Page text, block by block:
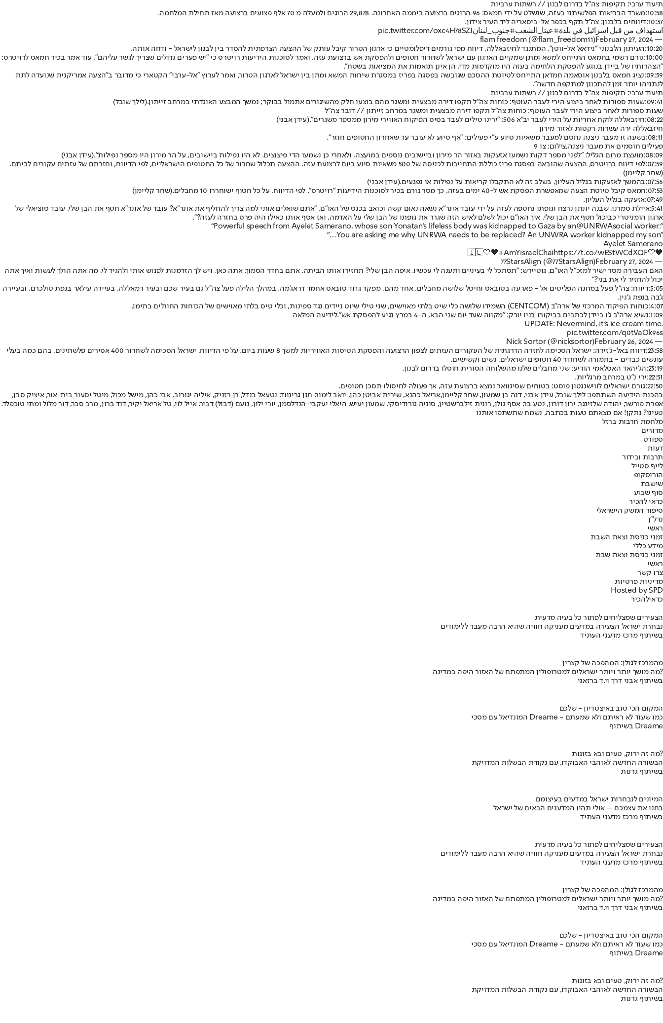
תיעוד ערבי: תקיפות צה"ל בדרום לבנון // רשתות ערביות
10:58: משרד הבריאות הפלשיתני בעזה, שנשלט על ידי חמאס: 96 הרוגים ברצועה ביממה האחרונה. 29,878 הרוגים ולמעלה מ 70 אלף פצועים ברצועה מאז תחילת המלחמה.
10:37: דיווחים בלבנון: צה''ל תקף בכפר אל-ביסאריה ליד העיר צידון.
استهداف من قبل اسرائيل في بلدة#عيتا_الشعب#جنوب_لبنانpic.twitter.com/oxc4H78SZJ
— flam freedom (@flam_freedom11)
February 27, 2024
10:20: העיתון הלבנוני "נידאא' אל-ווטן", המתנגד לחיזבאללה, דיווח מפי גורמים דיפלומטיים כי ארגון הטרור קיבל עותק של ההצעה הצרפתית להסדר בין לבנון לישראל - ודחה אותה.
10:00: גורם רשמי בחמאס התייחס למשא ומתן שמקיים הארגון עם ישראל לשחרור חטופים ולהפסקת אש ברצועת עזה, ואמר לסוכנות הידיעות רויטרס כי "יש פערים גדולים שצריך לגשר עליהם". עוד אמר בכיר חמאס לרויטרס:
"הצהרותיו של ביידן בנוגע להפסקת הלחימה בעזה היו מוקדמות מדי. הן אינן תואמות את המציאות בשטח".
09:59: נציג חמאס בלבנון אוסאמה חמדאן התייחס לטיוטת ההסכם שגובשה בפסגה בפריז במסגרת שיחות המשא ומתן בין ישראל לארגון הטרור, ואמר לערוץ "אל-ערבי" הקטארי כי מדובר ב"הצעה אמריקנית שנועדה לתת
לנתניהו יותר זמן להתכונן למתקפה חדשה".
תיעוד ערבי: תקיפות צה"ל בדרום לבנון // רשתות ערביות
09:41: שעות ספורות לאחר ביצוע הירי לעבר העוטף: כוחות צה"ל תקפו דירה מבצעית ומשגר מהם בוצעו חלק מהשיגורים אתמול בבוקר; נמשך המבצע האוגדתי במרחב זייתון.(לילך שובל)
שעות ספורות לאחר ביצוע הירי לעבר העוטף: כוחות צה"ל תקפו דירה מבצעית ומשגר במרחב זייתון // דובר צה"ל
08:22: חיזבאללה לוקח אחריות על הירי לעבר יב״א 506: ״ירינו טילים לעבר בסיס הפיקוח האווירי מירון ממספר משגרים״.
(עידן אבני)
חיזבאללה ירה עשרות רקטות לאזור מירון
08:11: בשעה זו מעבר ניצנה נחסם למעבר משאיות סיוע ע"י פעילים: "אף סיוע לא עובר עד שאחרון החטופים חוזר".
פעילים חוסמים את מעבר ניצנה,צילום: צו 9
08:09: מועצת מרום הגליל: "לפני מספר דקות נשמעו אזעקות באזור הר מירון וביישובים נוספים במועצה, ולאחרי כן נשמעו הדי פיצוצים. לא היו נפילות ביישובים, על הר מירון היו מספר נפילות".(עידן אבני)
07:59: לפי דיווח ברויטרס, ההצעה שהובאה בפסגת פריז כוללת התחייבות לכניסה של 500 משאיות סיוע ביום לרצועת עזה. ההצעה תכלול שחרור של כל החטופים הישראליים, לפי הדיווח, וחזרתם של עזתים עקורים לביתם.
(שחר קליימן)
07:56: בהמשך לאזעקות בגליל העליון, בשלב זה לא התקבלו קריאות על נפילות או נפגעים.(עידן אבני)
07:53: חמאס קיבל טיוטת הצעה שמאפשרת הפסקת אש ל-40 ימים בעזה, כך מסר גורם בכיר לסוכנות הידיעות "רויטרס". לפי הדיווח, על כל חטוף ישוחררו 10 מחבלים.
(שחר קליימן)
07:49: אזעקה בגליל העליון.
5:41: איילת סמרנו, שבנה יונתן נרצח וגופתו נחטפה לעזה על ידי עובד אונר"א נשאה נאום קשה וכואב בכנס של האו"ם. "אתם שואלים אותי למה צריך להחליף את אונר"א? עובד של אונר"א חטף את הבן שלי. עובד סוציאלי של
ארגון הומניטרי כביכול חטף את הבן שלי. איך האו"ם יכול לשלם לאיש הזה שגרר את גופתו של הבן שלי על האדמה, ואז אסף אותו כאילו היה פרס בחזרה לעזה?".
“Powerful speech from Ayelet Samerano, whose son Yonatan's lifeless body was kidnapped to Gaza by an@UNRWAsocial worker:”
"You are asking me why UNRWA needs to be replaced? An UNWRA worker kidnapped my son…”
Ayelet Samerano
💙🤍🇮🇱🤍💙
#AmYisraelChaihttps://t.co/wEStWCdXQF
— 77StarsAlign (@77StarsAlign)
February 27, 2024
האם העבירה מסר ישיר למזכ"ל האו"ם, גוטיירש: "תסתכל לי בעיניים ותענה לי עכשיו. איפה הבן שלי? תחזירו אותו הביתה. אתם בחדר הסמוך. אתה כאן, ויש לך הזדמנות לפגוש אותי ולהגיד לי, מה אתה הולך לעשות ואיך אתה
יכול להחזיר לי את בני?"
5:05: דיווח: צה"ל פעל במחנה הפליטים אל - פארעה בטובאס וחיסל שלושה מחבלים, אחד מהם, מפקד גדוד טובאס אחמד דראג'מה. במהלך הלילה פעל צה"ל גם בעיר שכם ובעיר רמאללה, בעיירה עילאר בנפת טולכרם, ובעיירה
ג'בה בנפת ג'נין.
4:07: כוחות הפיקוד המרכזי של ארה"ב (CENTCOM) השמידו שלושה כלי שיט בלתי מאוישים, שני טילי שיוט ניידים נגד ספינות, וכלי טיס בלתי מאוישים של הכוחות החות'ים בתימן.
1:09: נשיא ארה"ב ג'ו ביידן לכתבים בביקורו בניו יורק: "מקווה שעד יום שני הבא, ה-4 במרץ נגיע להפסקת אש".
לידיעה המלאה
UPDATE: Nevermind, it’s ice cream time.
pic.twitter.com/q0tVaOk96s
— Nick Sortor (@nicksortor)
February 26, 2024
23:58:
דיווח באל-ג'זירה: ישראל הסכימה לחזרה הדרגתית של העקורים העזתים לצפון הרצועה והפסקת הטיסות האוויריות למשך 8 שעות ביום. על פי הדיווח, ישראל הסכימה לשחרור 400 אסירים פלשתינים, בהם כמה בעלי
עונשים כבדים - בתמורה לשחרור 40 חטופים ישראלים, נשים וקשישים.
23:19: הג'יהאד האסלאמי הודיע: שני מחבלים שלנו מהשלוחה הסורית חוסלו בדרום לבנון.
22:51: ירי נ"ט במרחב מרגליות.
22:50: גורם ישראלים לווישנגטון פוסט: בטוחים שסינוואר נמצא ברצועת עזה, אך פעולה לחיסולו תסכן חטופים.
בהכנת הידיעה השתתפו: לילך שובל, עידן אבני, דנה בן שמעון, שחר קליימן,אריאל כהנא, שירית אביטן כהן, יואב לימור, חנן גרינווד, נטעאל בנדל, רן רזניק, איליה יגורוב, אבי כהן, מישל מכול, מיטל יסעור בית-אור, איציק סבן,
אפרת פורשר, יהודה שלזינגר, ירון דורון, נטע בר, אסף גולן, רונית זילברשטיין, סוניה גורודיסקי, שמעון יעיש, היאלי יעקבי-הנדלסמן, יורי ילון, נועם (דבול) דביר, אייל לוי, טל אריאל יקיר, דוד ברון, מרב סבר, דור מלול ומתי טוכפלד.
טעינו? נתקן! אם מצאתם טעות בכתבה, נשמח שתשתפו אותנו
מלחמת חרבות ברזל
מדורים
ספורט
דעות
תרבות ובידור
לייף סטייל
הורוסקופ
שישבת
סוף שבוע
כדאי להכיר
סיפור המשק הישראלי
נדל"ן
ראשי
זמני כניסת וצאת השבת
מידע כללי
זמני כניסת וצאת שבת
ראשי
צרו קשר
מדיניות פרטיות
Hosted by SPD
כדאילהכיר
הצעירים שמצליחים לפתור כל בעיה מדעית
נבחרת ישראל הצעירה במדעים מעניקה חוויה שהיא הרבה מעבר ללימודים
בשיתוף מרכז מדעני העתיד
מהמרכז לגולן: המהפכה של קצרין
מה מושך יותר ויותר ישראלים למטרופולין המתפתח של האזור היפה במדינה?
בשיתוף אבני דרך וי.ד ברזאני
המקום הכי טוב באיצטדיון - שלכם
המונדיאל עם מסכי Dreame - כמו שעוד לא ראיתם ולא שמעתם
בשיתוף Dreame
מה זה ירוק, טעים ובא בזוגות?
הבשורה החדשה לאוהבי האבוקדו, עם נקודת הבשלות המדויקת
בשיתוף גרנות
המיונים לנבחרות ישראל במדעים בעיצומם
בחנו את עצמכם – אולי תהיו המדענים הבאים של ישראל
בשיתוף מרכז מדעני העתיד
הצעירים שמצליחים לפתור כל בעיה מדעית
נבחרת ישראל הצעירה במדעים מעניקה חוויה שהיא הרבה מעבר ללימודים
בשיתוף מרכז מדעני העתיד
מהמרכז לגולן: המהפכה של קצרין
מה מושך יותר ויותר ישראלים למטרופולין המתפתח של האזור היפה במדינה?
בשיתוף אבני דרך וי.ד ברזאני
המקום הכי טוב באיצטדיון - שלכם
המונדיאל עם מסכי Dreame - כמו שעוד לא ראיתם ולא שמעתם
בשיתוף Dreame
מה זה ירוק, טעים ובא בזוגות?
הבשורה החדשה לאוהבי האבוקדו, עם נקודת הבשלות המדויקת
בשיתוף גרנות